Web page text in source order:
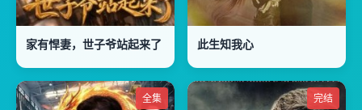
家有悍妻，世子爷站起来了 此生知我心
全集 完结